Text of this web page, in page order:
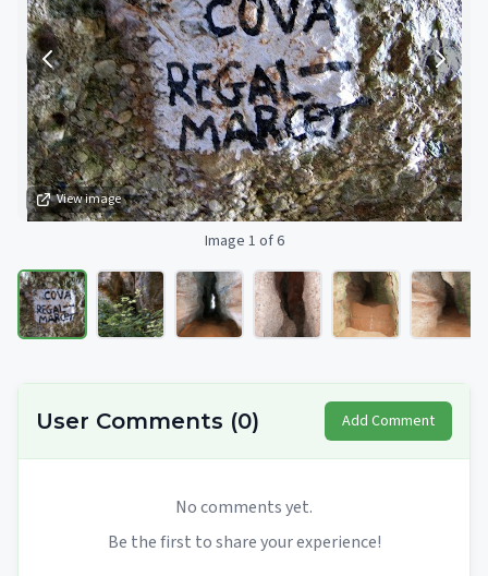
View image
Image 1 of 6
User Comments (0) Add Comment
No comments yet.
Be the first to share your experience!